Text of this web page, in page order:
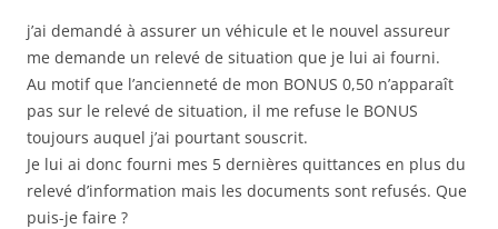
j’ai demandé à assurer un véhicule et le nouvel assureur
me demande un relevé de situation que je lui ai fourni.
Au motif que l’ancienneté de mon BONUS 0,50 n’apparaît
pas sur le relevé de situation, il me refuse le BONUS
toujours auquel j’ai pourtant souscrit.
Je lui ai donc fourni mes 5 dernières quittances en plus du
relevé d’information mais les documents sont refusés. Que
puis-je faire ?